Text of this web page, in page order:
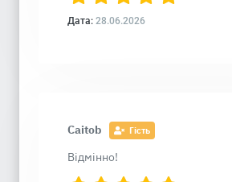
Дата: 28.06.2026
Caitob Гість
Відмінно!